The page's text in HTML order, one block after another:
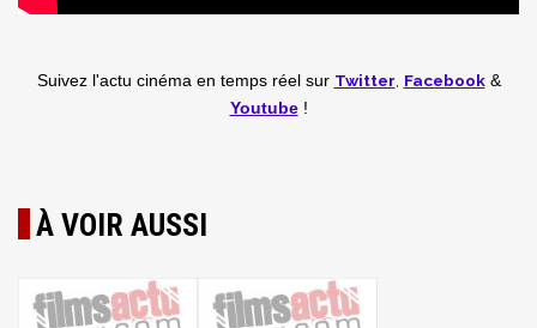
Suivez l'actu cinéma en temps réel sur Twitter Facebook&
Youtube!
À VOIR AUSSI